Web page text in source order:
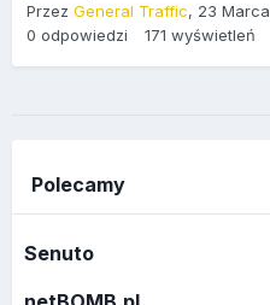
Przez General Traffic, 23 Marca
0 odpowiedzi 171 wyświetleń
Polecamy
Senuto